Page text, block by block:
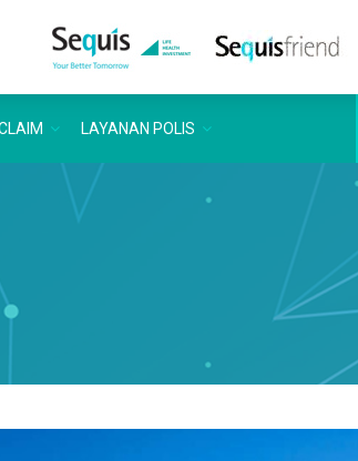
LAYANAN POLIS